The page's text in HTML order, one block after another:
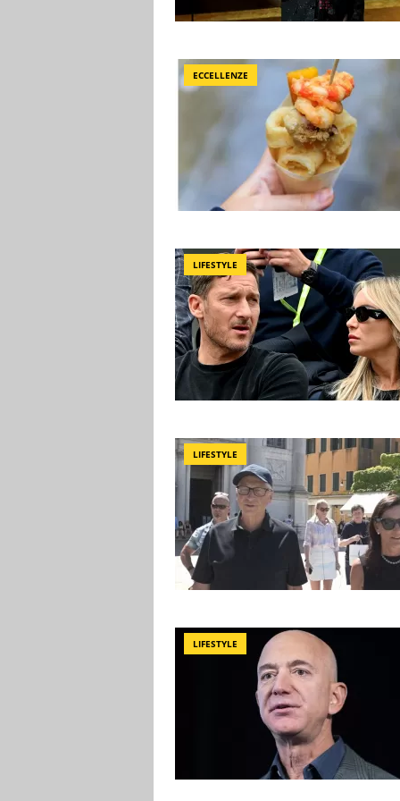
ECCELLENZE
LIFESTYLE
LIFESTYLE
LIFESTYLE